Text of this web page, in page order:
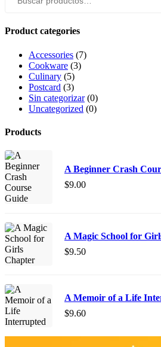
por:
Product categories
Accessories (7)
Cookware (3)
Culinary (5)
Postcard (3)
Sin categorizar (0)
Uncategorized (0)
Products
A Beginner Crash
$9.00
A Magic School for
$9.50
A Memoir of a Life
$9.60